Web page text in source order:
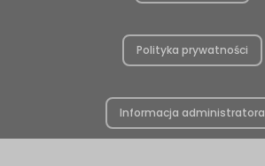
Polityka prywatności
Informacja administratora